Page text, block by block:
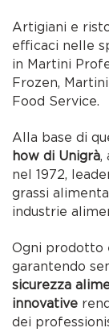
Artigiani e
efficaci nelle
in Martini
Frozen,
Food Service.
Alla base di
how di Unigrà,
nel 1972,
grassi
industrie
Ogni prodotto
garantendo
sicurezza
innovative
dei